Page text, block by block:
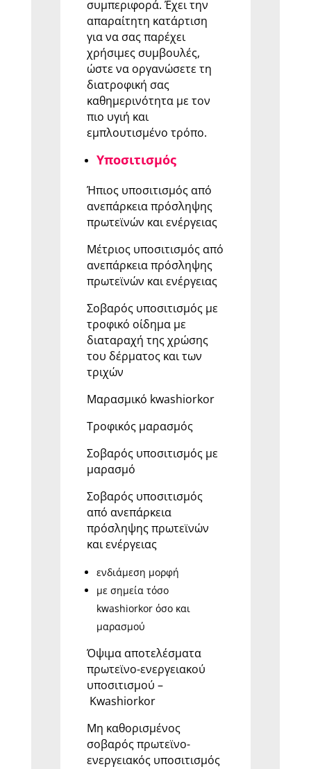
συμπεριφορά. Έχει την
απαραίτητη κατάρτιση
για να σας παρέχει
χρήσιμες συμβουλές,
ώστε να οργανώσετε τη
διατροφική σας
καθημερινότητα με τον
πιο υγιή και
εμπλουτισμένο τρόπο.
Υποσιτισμός
Ήπιος υποσιτισμός από
ανεπάρκεια πρόσληψης
πρωτεϊνών και ενέργειας
Μέτριος υποσιτισμός από
ανεπάρκεια πρόσληψης
πρωτεϊνών και ενέργειας
Σοβαρός υποσιτισμός με
τροφικό οίδημα με
διαταραχή της χρώσης
του δέρματος και των
τριχών
Μαρασμικό kwashiorkor
Τροφικός μαρασμός
Σοβαρός υποσιτισμός με
μαρασμό
Σοβαρός υποσιτισμός
από ανεπάρκεια
πρόσληψης πρωτεϊνών
και ενέργειας
ενδιάμεση μορφή
με σημεία τόσο
kwashiorkor όσο και
μαρασμού
Όψιμα αποτελέσματα
πρωτεϊνο-ενεργειακού
υποσιτισμού –
Kwashiorkor
Μη καθορισμένος
σοβαρός πρωτεϊνο-
ενεργειακός υποσιτισμός